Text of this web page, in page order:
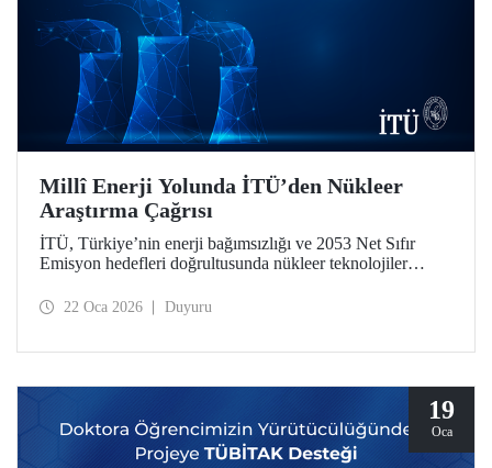
Millî Enerji Yolunda İTÜ’den Nükleer
Araştırma Çağrısı
İTÜ, Türkiye’nin enerji bağımsızlığı ve 2053 Net Sıfır
Emisyon hedefleri doğrultusunda nükleer teknolojiler
“2026 Yılı Nükleer Teknolojiler Alanında Platform
desteğiyle güçlendi.
22 Oca 2026 Duyuru
19
Oca